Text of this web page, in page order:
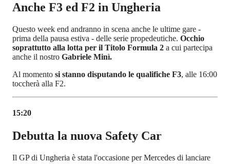
Anche F3 ed F2 in Ungheria
Questo week end andranno in scena anche le ultime gare -
prima della pausa estiva - delle serie propedeutiche. Occhio
soprattutto alla lotta per il Titolo Formula 2 a cui partecipa
anche il nostro Gabriele Minì.
Al momento si stanno disputando le qualifiche F3, alle 16:00
toccherà alla F2.
15:20
Debutta la nuova Safety Car
Il GP di Ungheria è stata l'occasione per Mercedes di lanciare